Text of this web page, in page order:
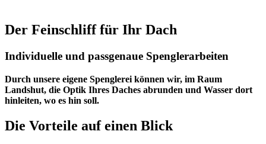
Der Feinschliff für Ihr Dach
Individuelle und passgenaue Spenglerarbeiten
Durch unsere eigene Spenglerei können wir, im Raum
Landshut, die Optik Ihres Daches abrunden und Wasser dort
hinleiten, wo es hin soll.
Die Vorteile auf einen Blick